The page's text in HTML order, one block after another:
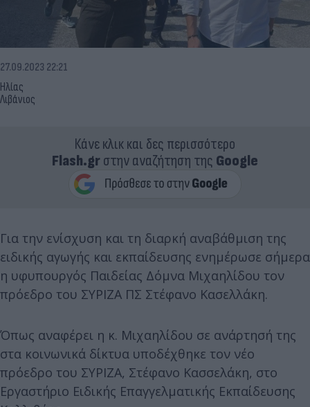
Ηλίας
Λιβάνιος
27.09.2023 22:21
Κάνε κλικ και δες περισσότερο
Flash.grστην αναζήτηση της Google
Για την ενίσχυση και τη διαρκή αναβάθμιση της
ειδικής αγωγής και εκπαίδευσης ενημέρωσε σήμερα
η υφυπουργός Παιδείας Δόμνα Μιχαηλίδου τον
πρόεδρο του ΣΥΡΙΖΑ ΠΣ Στέφανο Κασελλάκη.
Όπως αναφέρει η κ. Μιχαηλίδου σε ανάρτησή της
στα κοινωνικά δίκτυα υποδέχθηκε τον νέο
πρόεδρο του ΣΥΡΙΖΑ, Στέφανο Κασσελάκη, στο
Εργαστήριο Ειδικής Επαγγελματικής Εκπαίδευσης